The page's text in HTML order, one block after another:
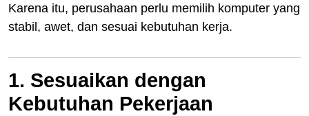
Karena itu, perusahaan perlu memilih komputer yang
stabil, awet, dan sesuai kebutuhan kerja.
1. Sesuaikan dengan
Kebutuhan Pekerjaan